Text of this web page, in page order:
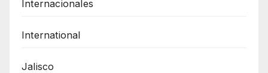
Internacionales
International
Jalisco